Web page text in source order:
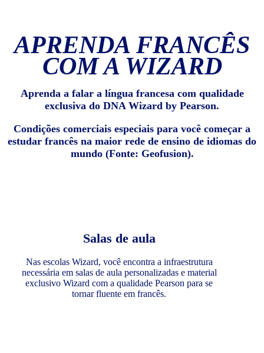
APRENDA FRANCÊS
COM A WIZARD
Aprenda a falar a língua francesa com qualidade
exclusiva do DNA Wizard by Pearson.
Condições comerciais especiais para você começar a
estudar francês na maior rede de ensino de idiomas do
mundo (Fonte: Geofusion).
Salas de aula
Nas escolas Wizard, você encontra a infraestrutura
necessária em salas de aula personalizadas e material
exclusivo Wizard com a qualidade Pearson para se
tornar fluente em francês.